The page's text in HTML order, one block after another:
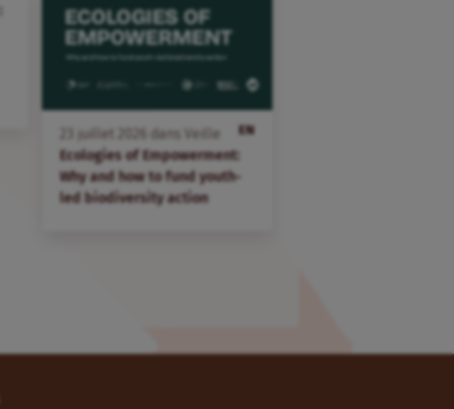
EN
juillet dans
Veille
Ecologies of Empowerment:
Why and how to fund youth-
led biodiversity action